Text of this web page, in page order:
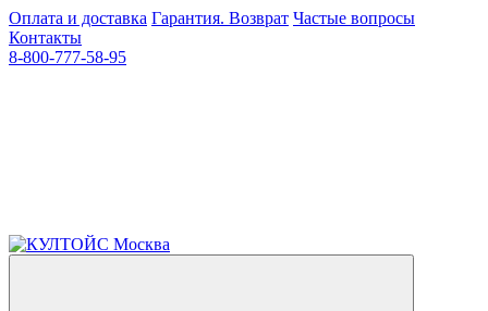
Оплата и доставка Гарантия. Возврат Частые вопросы
Контакты
8-800-777-58-95